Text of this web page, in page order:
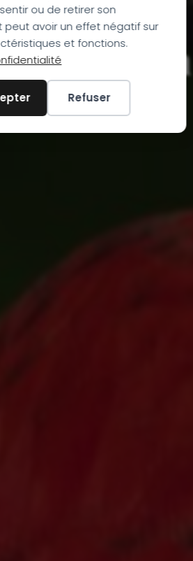
ou de retirer son
avoir un effet négatif sur
et fonctions.
Refuser
12 JOURS
jours en